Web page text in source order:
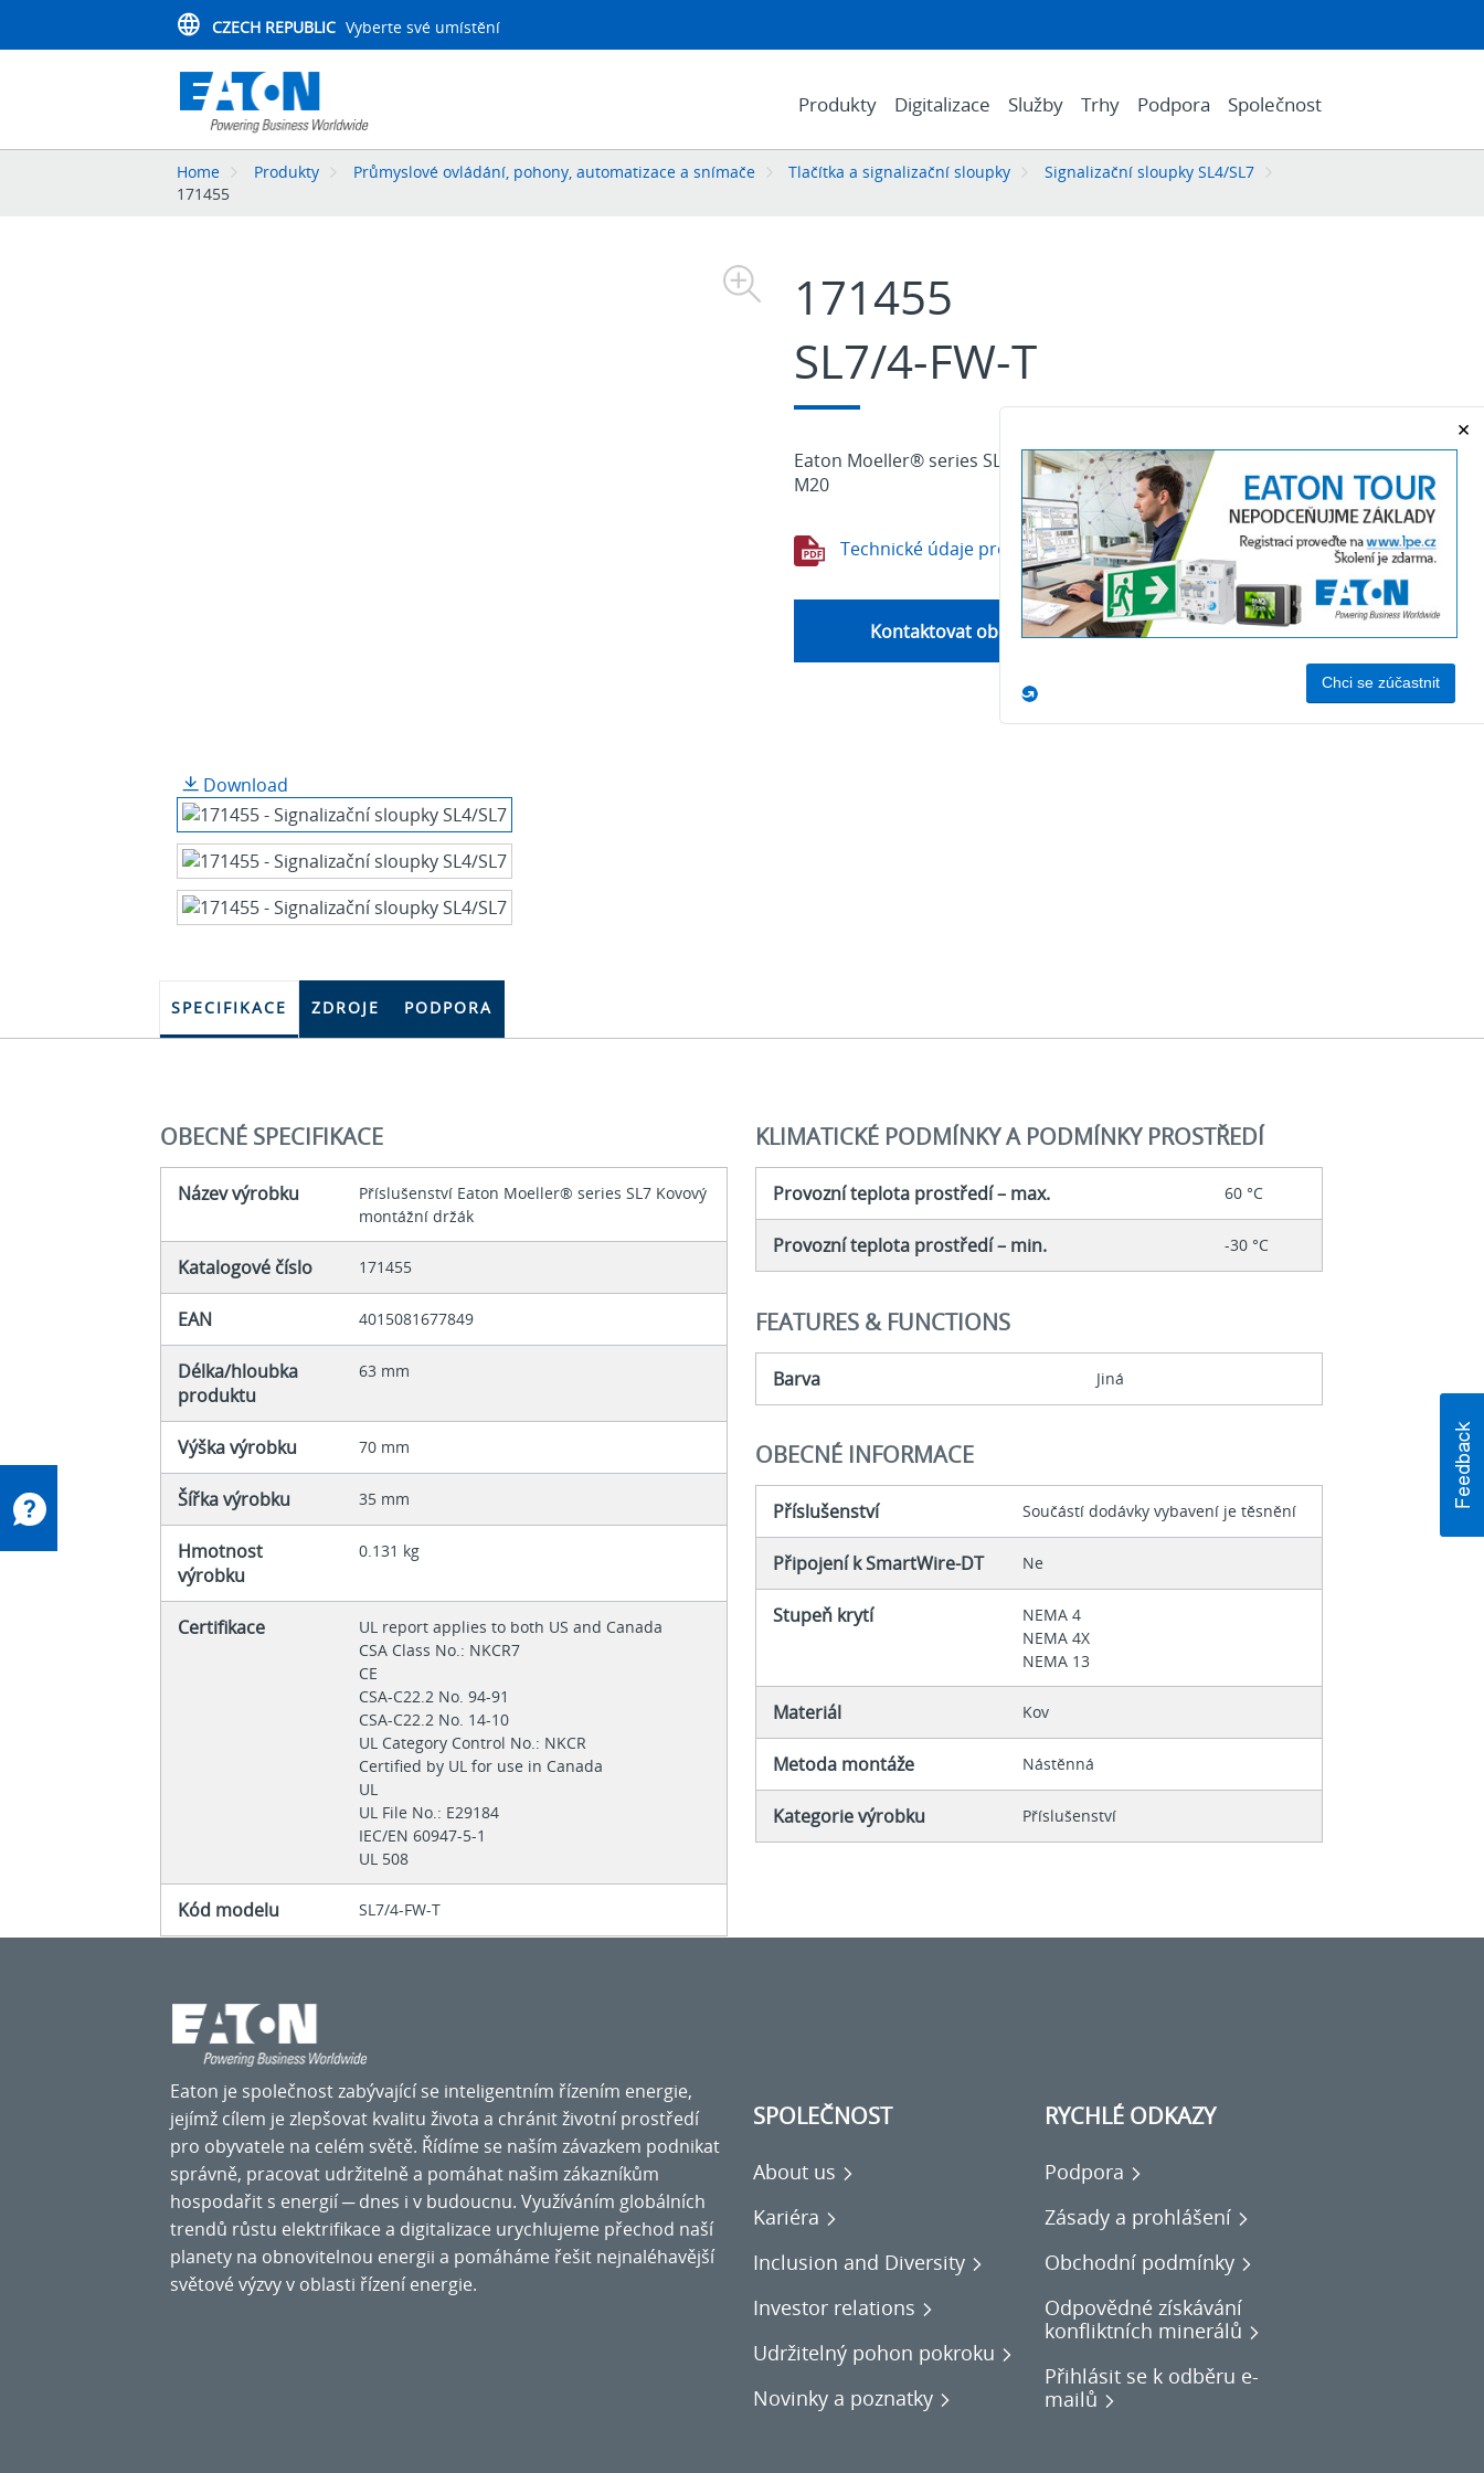
CZECH REPUBLIC Vyberte své umístění
Produkty Digitalizace Služby Trhy Podpora Společnost
Home Produkty Průmyslové ovládání, pohony, automatizace a snímače Tlačítka a signalizační sloupky
Signalizační sloupky SL4/SL7
171455
Download
171455
SL7/4-FW-T
Eaton Moeller® series SL7 Kovový úhelník, včetně kabelové průchodky
M20
Technické údaje produktu
Kontaktovat obchodní oddělení
SPECIFIKACE ZDROJE PODPORA
OBECNÉ SPECIFIKACE
Název výrobku
Příslušenství Eaton Moeller® series SL7 Kovový
montážní držák
Katalogové číslo 171455
EAN 4015081677849
Délka/hloubka
produktu
63 mm
Výška výrobku 70 mm
Šířka výrobku 35 mm
Hmotnost
výrobku
0.131 kg
Certifikace
UL report applies to both US and Canada
CSA Class No.: NKCR7
CE
CSA-C22.2 No. 94-91
CSA-C22.2 No. 14-10
UL Category Control No.: NKCR
Certified by UL for use in Canada
UL
UL File No.: E29184
IEC/EN 60947-5-1
UL 508
Kód modelu SL7/4-FW-T
KLIMATICKÉ PODMÍNKY A PODMÍNKY PROSTŘEDÍ
Provozní teplota prostředí – max. 60 °C
Provozní teplota prostředí – min. -30 °C
FEATURES & FUNCTIONS
Barva Jiná
OBECNÉ INFORMACE
Příslušenství Součástí dodávky vybavení je těsnění
Připojení k SmartWire-DT Ne
Stupeň krytí
NEMA 4
NEMA 4X
NEMA 13
Materiál Kov
Metoda montáže Nástěnná
Kategorie výrobku Příslušenství
Eaton je společnost zabývající se inteligentním řízením energie,
jejímž cílem je zlepšovat kvalitu života a chránit životní prostředí
pro obyvatele na celém světě. Řídíme se naším závazkem podnikat
správně, pracovat udržitelně a pomáhat našim zákazníkům
hospodařit s energií ─ dnes i v budoucnu. Využíváním globálních
trendů růstu elektrifikace a digitalizace urychlujeme přechod naší
planety na obnovitelnou energii a pomáháme řešit nejnaléhavější
světové výzvy v oblasti řízení energie.
SPOLEČNOST
About us
Kariéra
Inclusion and Diversity
Investor relations
Udržitelný pohon pokroku
Novinky a poznatky
RYCHLÉ ODKAZY
Podpora
Zásady a prohlášení
Obchodní podmínky
Odpovědné získávání
konfliktních minerálů
Přihlásit se k odběru e-
mailů